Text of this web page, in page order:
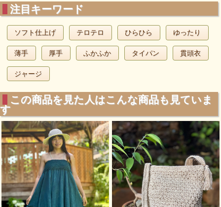
注目キーワード
ソフト仕上げ テロテロ ひらひら ゆったり
薄手 厚手 ふかふか タイパン 貫頭衣
ジャージ
この商品を見た人はこんな商品も見ていま
す